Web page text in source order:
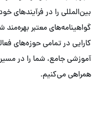
بین‌المللی را در فرآیندهای
گواهینامه‌های معتبر
کارایی در تمامی حوزه‌های
آموزشی جامع، شما را در مسیر
همراهی می‌کنیم.